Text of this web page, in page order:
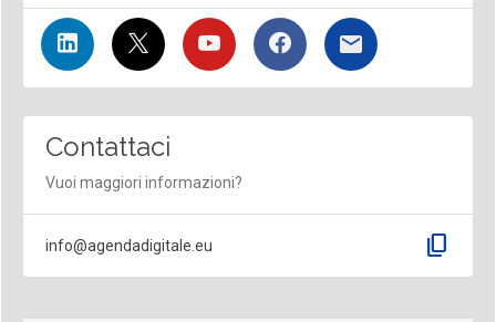
Contattaci
Vuoi maggiori informazioni?
info@agendadigitale.eu content_copy